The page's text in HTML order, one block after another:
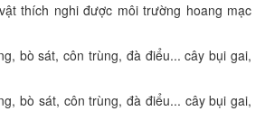
thích nghi được môi trường hoang mạc
bò sát, côn trùng, đà điểu... cây bụi gai,
bò sát, côn trùng, đà điểu... cây bụi gai,